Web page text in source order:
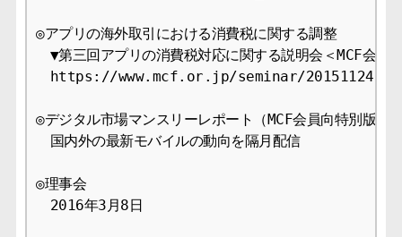
◎アプリの海外取引における消費税に関する調整
▼第三回アプリの消費税対応に関する説明会＜MCF会員
https://www.mcf.or.jp/seminar/20151124-
◎デジタル市場マンスリーレポート（MCF会員向特別版）
国内外の最新モバイルの動向を隔月配信
◎理事会
2016年3月8日